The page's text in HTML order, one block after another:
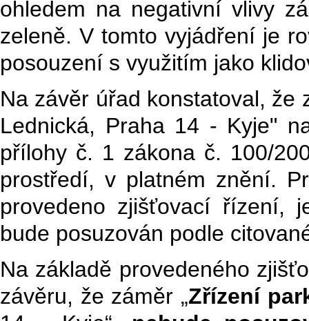
ohledem na negativní vlivy
zeleně. V tomto vyjádření je
posouzení s využitím jako
Na závěr úřad konstatoval, že
Lednická, Praha 14 - Kyje"
přílohy č. 1 zákona č. 100/
prostředí, v platném znění.
provedeno zjišťovací řízení,
bude posuzován podle
Na základě provedeného
závěru, že záměr „Zřízení